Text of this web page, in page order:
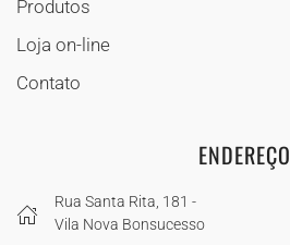
Produtos
Loja on-line
Contato
ENDEREÇO
Rua Santa Rita, 181 -
Vila Nova Bonsucesso